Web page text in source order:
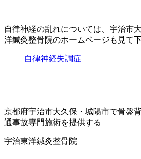
自律神経の乱れについては、宇治市
洋鍼灸整骨院のホームページも見て下
自律神経失調症
京都府宇治市大久保・城陽市で骨盤
通事故専門施術を提供する
宇治東洋鍼灸整骨院